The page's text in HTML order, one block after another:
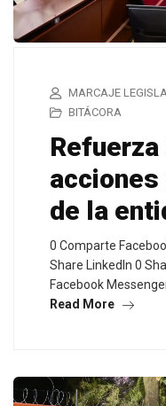
MARCAJE
BITÁCORA
acciones
de la
0 Comparte
Share LinkedIn 0
Facebook
Read More